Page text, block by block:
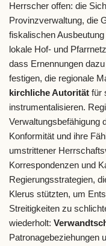
Herrscher offen: die
Provinzverwaltung, die
fiskalischen
lokale Hof- und
dass Ernennungen
festigen, die regionale
kirchliche Autorität für
instrumentalisieren.
Verwaltungsbefähigung
Konformität und ihre
umstrittener
Korrespondenzen und
Regierungsstrategien,
Klerus stützten, um
Streitigkeiten zu
wiederholt:
Patronagebeziehungen